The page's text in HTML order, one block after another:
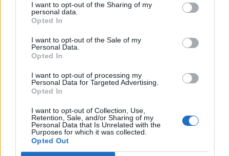
I want to opt-out of the Sharing of my
personal data.
Opted In
I want to opt-out of the Sale of my
Personal Data.
Opted In
I want to opt-out of processing my
Personal Data for Targeted Advertising.
Opted In
I want to opt-out of Collection, Use,
Retention, Sale, and/or Sharing of my
Personal Data that Is Unrelated with the
Purposes for which it was collected.
Opted Out
·Ti stimo·Rispondi
schiavica
26 Agosto 2023
Mi accontento di non essere alla moda ...
n voglio un gatto brachicefalo tantomeno un cagnolino da
portare al supermercato nell'apposito carrello
Io voglio una rana della pioggia